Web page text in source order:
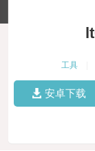
工具
安卓下载